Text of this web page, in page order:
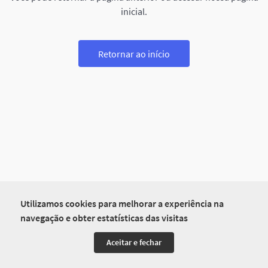
Utilizamos cookies para melhorar a experiência na
navegação e obter estatísticas das visitas
Aceitar e fechar
inicial.
Retornar ao início